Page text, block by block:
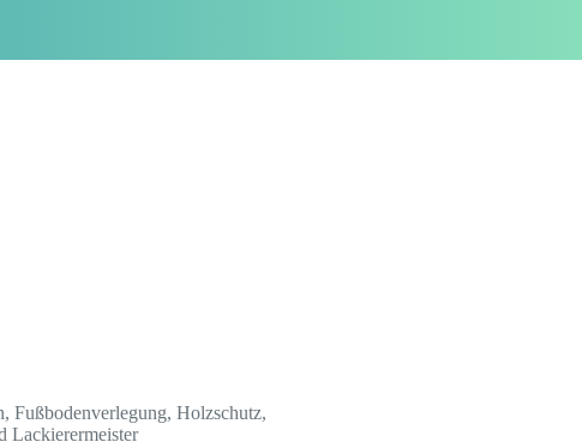
Fußbodenverlegung, Holzschutz,
Lackierermeister